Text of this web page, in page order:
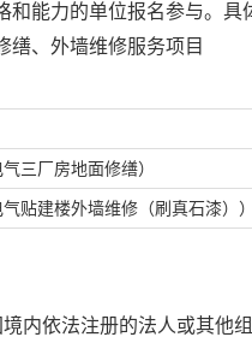
和能力的单位报名参与。具
缮、外墙维修服务项目
三厂房地面修缮）
贴建楼外墙维修（刷真石漆）
内依法注册的法人或其他